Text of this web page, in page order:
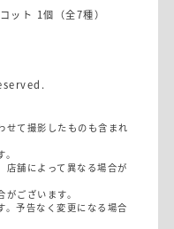
ット 1個（全7種）
て撮影したものも含まれ
舗によって異なる場合が
ございます。
予告なく変更になる場合